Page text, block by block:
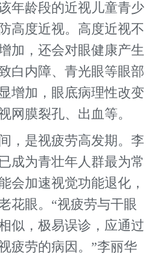
龄段的近视儿童青少
高度近视。高度近视不
加，还会对眼健康产生
白内障、青光眼等眼部
增加，眼底病理性改变
网膜裂孔、出血等。
是视疲劳高发期。李
成为青壮年人群最为常
会加速视觉功能退化，
花眼。“视疲劳与干眼
似，极易误诊，应通过
疲劳的病因。”李丽华